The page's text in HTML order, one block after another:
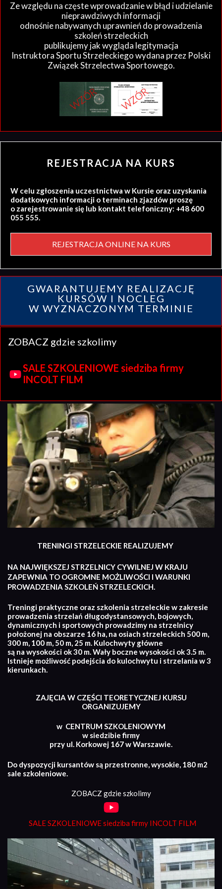
Ze względu na częste wprowadzanie w błąd i udzielanie
nieprawdziwych informacji
odnośnie nabywanych uprawnień do prowadzenia
szkoleń strzeleckich
publikujemy jak wygląda legitymacja
Instruktora Sportu Strzeleckiego wydana przez Polski
Związek Strzelectwa Sportowego.
REJESTRACJA NA KURS
W celu zgłoszenia uczestnictwa w Kursie oraz uzyskania
dodatkowych informacji o terminach zjazdów proszę
o zarejestrowanie się lub kontakt telefoniczny: +48 600
055 555.
REJESTRACJA ONLINE NA KURS
GWARANTUJEMY REALIZACJĘ
KURSÓW I NOCLEG
W WYZNACZONYM TERMINIE
ZOBACZ gdzie szkolimy
SALE SZKOLENIOWE siedziba firmy
INCOLT FILM
TRENINGI STRZELECKIE REALIZUJEMY
NA NAJWIĘKSZEJ STRZELNICY CYWILNEJ W KRAJU
ZAPEWNIA TO OGROMNE MOŻLIWOŚCI I WARUNKI
PROWADZENIA SZKOLEŃ STRZELECKICH.
Treningi praktyczne oraz szkolenia strzeleckie w zakresie
prowadzenia strzelań długodystansowych, bojowych,
dynamicznych i sportowych prowadzimy na strzelnicy
położonej na obszarze 16 ha, na osiach strzeleckich 500 m,
300 m, 100 m, 50 m, 25 m. Kulochwyty główne
są na wysokości ok 30 m. Wały boczne wysokości ok 3.5 m.
Istnieje możliwość podejścia do kulochwytu i strzelania w 3
kierunkach.
ZAJĘCIA W CZĘŚCI TEORETYCZNEJ KURSU
ORGANIZUJEMY
w CENTRUM SZKOLENIOWYM
w siedzibie firmy
przy ul. Korkowej 167 w Warszawie.
Do dyspozycji kursantów są przestronne, wysokie, 180 m2
sale szkoleniowe.
ZOBACZ gdzie szkolimy
SALE SZKOLENIOWE siedziba firmy INCOLT FILM